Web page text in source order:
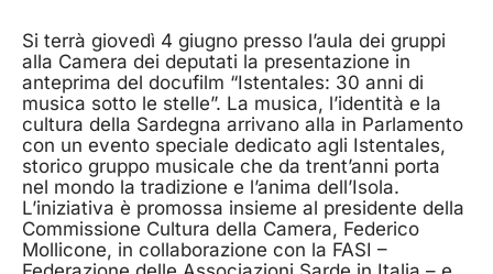
Si terrà giovedì 4 giugno presso l’aula dei gruppi
alla Camera dei deputati la presentazione in
anteprima del docufilm “Istentales: 30 anni di
musica sotto le stelle”. La musica, l’identità e la
cultura della Sardegna arrivano alla in Parlamento
con un evento speciale dedicato agli Istentales,
storico gruppo musicale che da trent’anni porta
nel mondo la tradizione e l’anima dell’Isola.
L’iniziativa è promossa insieme al presidente della
Commissione Cultura della Camera, Federico
Mollicone, in collaborazione con la FASI –